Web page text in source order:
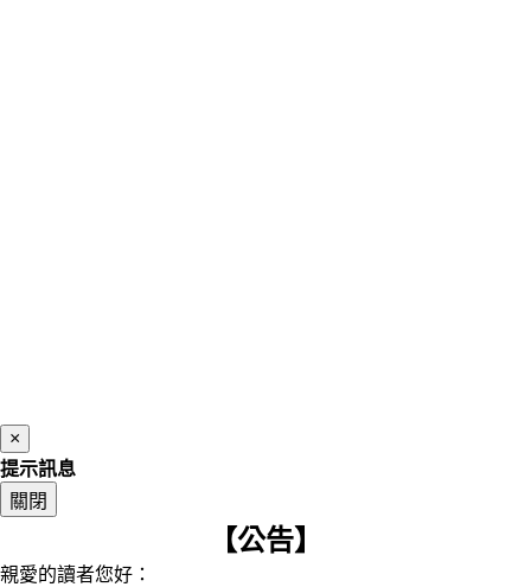
×
提示訊息
關閉
【公告】
親愛的讀者您好：